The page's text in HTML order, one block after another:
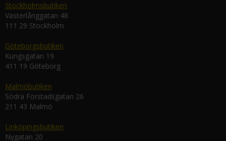
Stockholmsbutiken
Västerlånggatan 48
111 29 Stockholm
Göteborgsbutiken
Kungsgatan 19
411 19 Göteborg
Malmöbutiken
Södra Förstadsgatan 26
211 43 Malmö
Linköpingsbutiken
Nygatan 20